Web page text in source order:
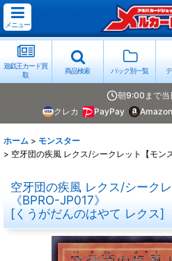
メニュー
遊戯王カード買
取
商品検索 パック別一覧
朝9:00まで当
クレカ
PayPay
ホーム > モンスター
> 空牙団の疾風 レクス/シークレット【モン
空牙団の疾風 レクス/シーク
《BPRO-JP017》
[くうがだんのはやて レクス]